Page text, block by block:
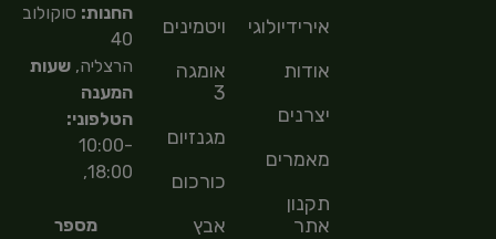
אירידיולוגיה
אודות
יצרנים
מאמרים
תקנון
אתר
ויטמינים
אומגה
3
מגנזיום
כורכום
אבץ
החנות: סוקולוב
40
הרצליה,שעות
המענה
הטלפוני:
10:00-
18:00,
מספר